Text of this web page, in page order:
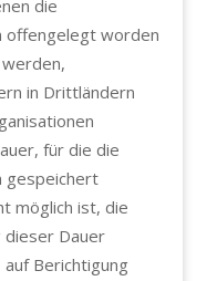
die
offengelegt worden
in Drittländern
für die die
gespeichert
möglich ist, die
Dauer
Berichtigung